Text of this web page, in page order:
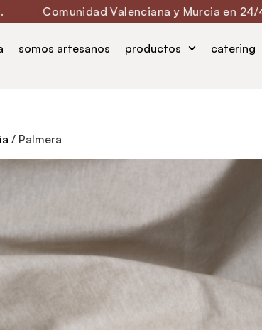
Valenciana y Murcia en 24/48 h.
somos artesanos productos catering
/ Palmera